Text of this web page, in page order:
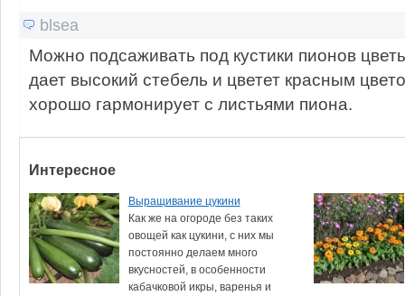
blsea
Можно подсаживать под кустики пионов
дает высокий стебель и цветет красным
хорошо гармонирует с листьями пиона.
Интересное
Выращивание цукини
Как же на огороде без таких
овощей как цукини, с них мы
постоянно делаем много
вкусностей, в особенности
кабачковой икры, варенья и